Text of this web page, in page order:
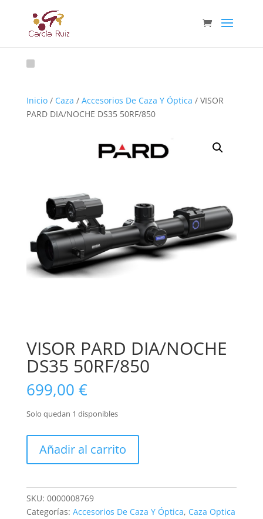
Inicio/ Caza / Accesorios De Caza Y Óptica / VISOR
PARD DIA/NOCHE DS35 50RF/850
VISOR PARD DIA/NOCHE
DS35 50RF/850
699,00 €
Solo quedan 1 disponibles
PARD
50RF/850
cantidad
Añadir al carrito
SKU: 0000008769
Categorías: Accesorios De Caza Y Óptica, Caza Optica